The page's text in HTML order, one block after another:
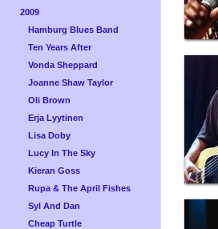
2009
Hamburg Blues Band
Ten Years After
Vonda Sheppard
Joanne Shaw Taylor
Oli Brown
Erja Lyytinen
Lisa Doby
Lucy In The Sky
Kieran Goss
Rupa & The April Fishes
Syl And Dan
Cheap Turtle